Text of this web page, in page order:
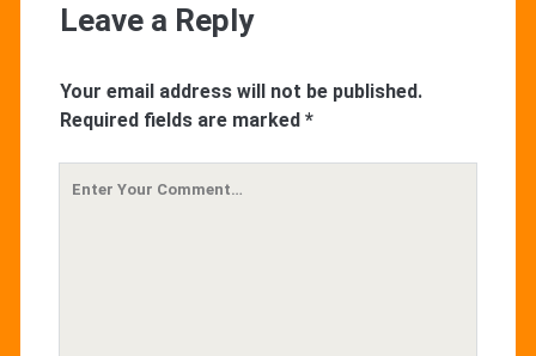
Leave a Reply
Your email address will not be published.
Required fields are marked *